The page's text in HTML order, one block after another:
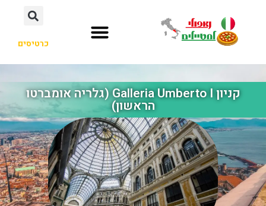
כרטיסים
קניון Galleria Umberto I (גלריה אומברטו
הראשון)